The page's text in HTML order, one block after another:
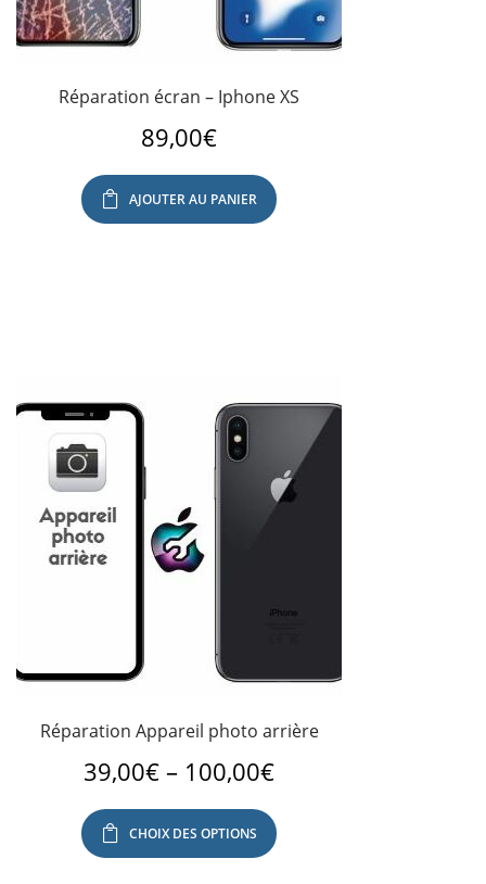
Réparation écran – Iphone XS
89,00€
AJOUTER AU PANIER
Réparation Appareil photo arrière
39,00€ – 100,00€
CHOIX DES OPTIONS